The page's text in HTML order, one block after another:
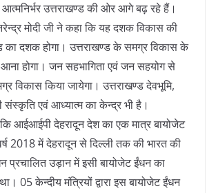
उत्तराखण्ड की ओर आगे बढ़ रहे हैं।
मोदी जी ने कहा कि यह दशक विकास की
का दशक होगा। उत्तराखण्ड के समग्र विकास के
होगा। जन सहभागिता एवं जन सहयोग से
विकास किया जायेगा। उत्तराखण्ड देवभूमि,
संस्कृति एवं आध्यात्म का केन्द्र भी है।
आईआईपी देहरादून देश का एक मात्र बायोजेट
2018 में देहरादून से दिल्ली तक की भारत की
प्रचालित उड़ान में इसी बायोजेट ईंधन का
05 केन्दीय मंत्रियों द्वारा इस बायोजेट ईंधन